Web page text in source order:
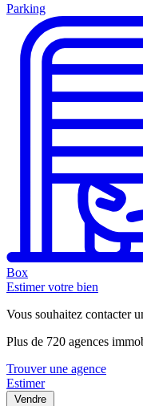
Parking
Box
Estimer votre bien
Vous souhaitez contacter
Plus de 720 agences
Trouver une agence
Estimer
Vendre